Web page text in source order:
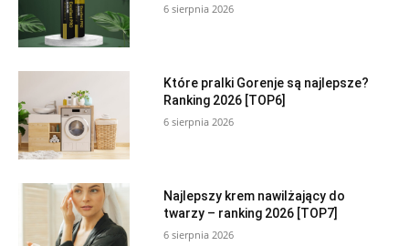
6 sierpnia 2026
Które pralki Gorenje są najlepsze?
Ranking 2026 [TOP6]
6 sierpnia 2026
Najlepszy krem nawilżający do
twarzy – ranking 2026 [TOP7]
6 sierpnia 2026